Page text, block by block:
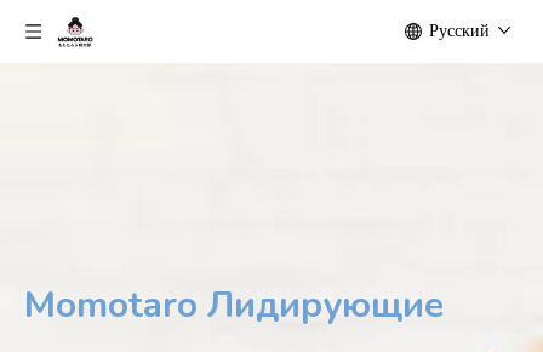
Pусский
Momotaro Лидирующие